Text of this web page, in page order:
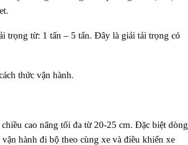
trọng từ: 1 tấn – 5 tấn. Đây là giải tải trọng có
thức vận hành.
cao nâng tối đa từ 20-25 cm. Đặc biệt dòng
hành đi bộ theo cùng xe và điều khiển xe